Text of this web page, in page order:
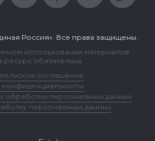
Россия». Все права защищены.
использовании материалов
ресурс обязательна.
соглашение
конфиденциальности
обработки персональных данных
персональных данных